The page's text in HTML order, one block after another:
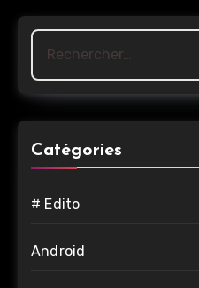
Rechercher :
Catégories
# Edito
Android